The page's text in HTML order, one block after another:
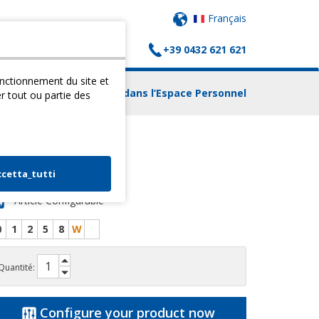
Français
+39 0432 621 621
Login dans l’Espace Personnel
1
Article Configurable
1 2 5 8 W
Configure your product now
du site et
tout ou partie des